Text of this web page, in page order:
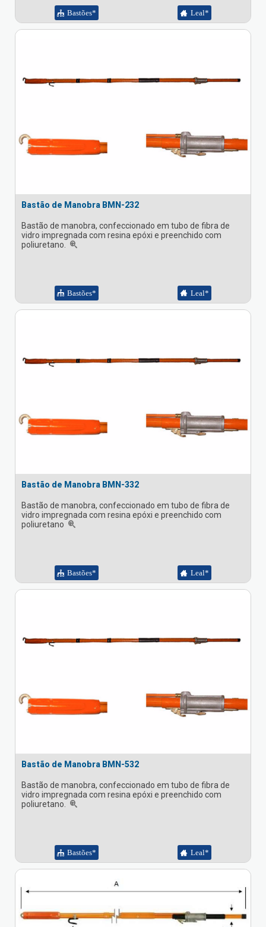
Bastões* Leal*
Bastão de Manobra BMN-232
Bastão de manobra, confeccionado em tubo de fibra de
vidro impregnada com resina epóxi e preenchido com
poliuretano.
Bastões* Leal*
Bastão de Manobra BMN-332
Bastão de manobra, confeccionado em tubo de fibra de
vidro impregnada com resina epóxi e preenchido com
poliuretano
Bastões* Leal*
Bastão de Manobra BMN-532
Bastão de manobra, confeccionado em tubo de fibra de
vidro impregnada com resina epóxi e preenchido com
poliuretano.
Bastões* Leal*